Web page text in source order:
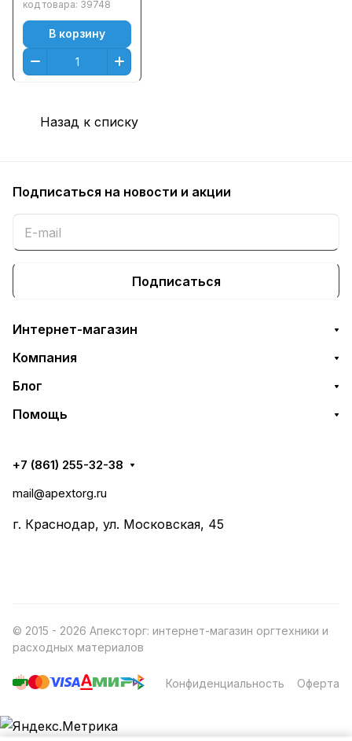
CP3505dn/
CP3505x Пурпуный
(Magenta) (6000
код товара: 39748
В корзину
Назад к списку
Подписаться на новости и акции
Подписаться
Интернет-магазин
Компания
Блог
Помощь
+7 (861) 255-32-38
mail@apextorg.ru
г. Краснодар, ул. Московская, 45
© 2015 - 2026 Апексторг: интернет-магазин оргтехники и
расходных материалов
Конфиденциальность Оферта